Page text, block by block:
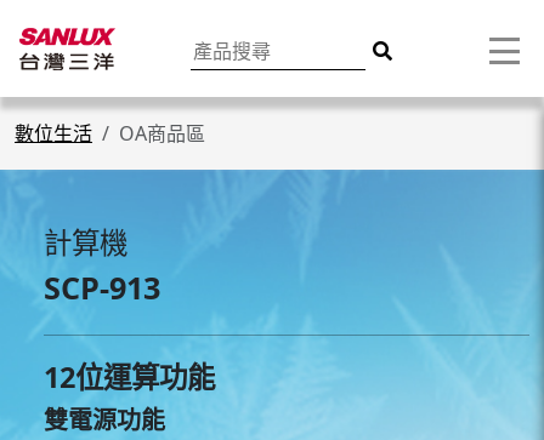
數位生活 OA商品區
計算機
SCP-913
12位運算功能
雙電源功能